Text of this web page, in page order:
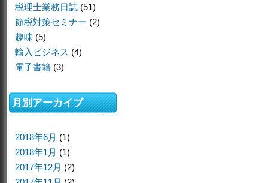
税理士業務日誌 (51)
節税対策セミナー (2)
趣味 (5)
輸入ビジネス (4)
電子書籍 (3)
月別アーカイブ
2018年6月 (1)
2018年1月 (1)
2017年12月 (2)